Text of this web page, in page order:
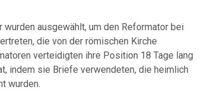
wurden ausgewählt, um den Reformator bei
die von der römischen Kirche
verteidigten ihre Position 18 Tage lang
indem sie Briefe verwendeten, die heimlich
wurden.